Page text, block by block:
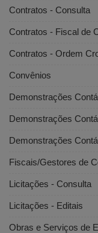
Contratos - Consulta
Contratos - Fiscal de
Contratos - Ordem
Convênios
Demonstrações
Demonstrações
Demonstrações
Fiscais/Gestores de
Licitações - Consulta
Licitações - Editais
Obras e Serviços de